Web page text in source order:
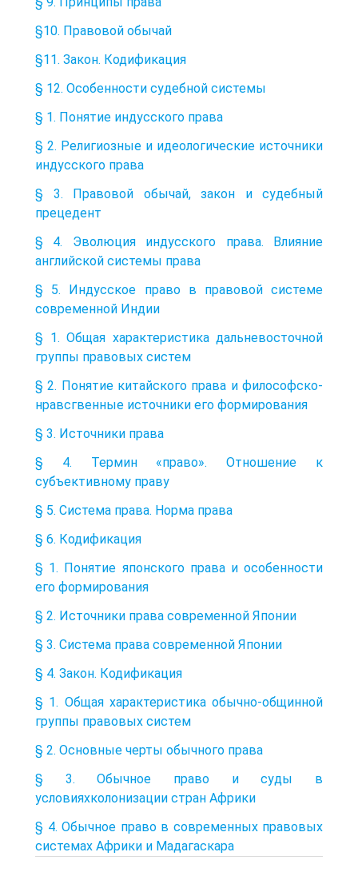
§10. Правовой обычай
§11. Закон. Кодификация
§ 12. Особенности судебной системы
§ 1. Понятие индусского права
§ 2. Религиозные и идеологические источники
индусского права
§ 3. Правовой обычай, закон и судебный
прецедент
§ 4. Эволюция индусского права. Влияние
английской системы права
§ 5. Индусское право в правовой системе
современной Индии
§ 1. Общая характеристика дальневосточной
группы правовых систем
§ 2. Понятие китайского права и философско-
нравсгвенные источники его формирования
§ 3. Источники права
§ 4. Термин «право». Отношение к
субъективному праву
§ 5. Система права. Норма права
§ 6. Кодификация
§ 1. Понятие японского права и особенности
его формирования
§ 2. Источники права современной Японии
§ 3. Система права современной Японии
§ 4. Закон. Кодификация
§ 1. Общая характеристика обычно-общинной
группы правовых систем
§ 2. Основные черты обычного права
§ 3. Обычное право и суды в
условияхколонизации стран Африки
§ 4. Обычное право в современных правовых
системах Африки и Мадагаскара